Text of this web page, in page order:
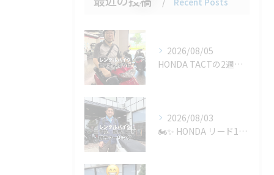
2026/08/05
HONDA TACTの2週間レンタルをご利用いただき、誠にあ...
2026/08/03
🏍️✨ HONDA リード125のレンタルのご利用、ありがと...